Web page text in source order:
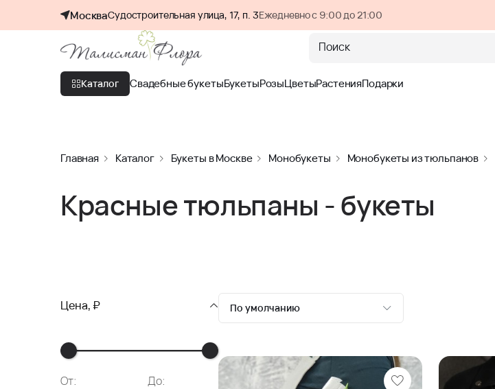
МоскваСудостроительная улица, 17, п. 3Ежедневно с 9:00 до 21:00
Поиск
Каталог Свадебные букетыБукетыРозыЦветыРастенияПодарки
Главная Каталог Букеты в Москве Монобукеты Монобукеты из тюльпанов
Красные тюльпаны - букеты
Цена, ₽
От: До:
По умолчанию
Сначала дешевле